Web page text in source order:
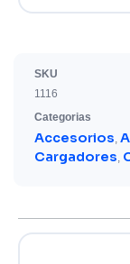
SKU
1116
Categorias
Accesorios,
Cargadores,